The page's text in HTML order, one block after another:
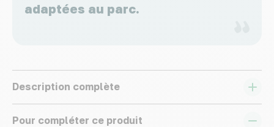
adaptées au parc.
Description complète
Pour compléter ce produit